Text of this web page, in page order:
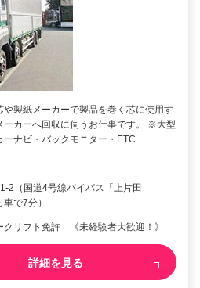
や製紙メーカーで製品を巻く芯に使用す
ーカーへ回収に伺うお仕事です。 ※大型
ーナビ・バックモニター・ETC…
2（国道4号線バイパス「上片田
で7分）
クリフト免許 《未経験者大歓迎！》
詳細を見る